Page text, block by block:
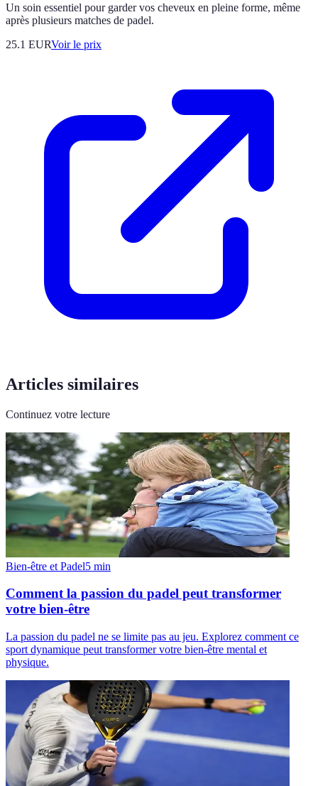
Un soin essentiel pour garder vos cheveux en pleine forme, même
après plusieurs matches de padel.
25.1 EURVoir le prix
Articles similaires
Continuez votre lecture
Bien-être et Padel5 min
Comment la passion du padel peut transformer
votre bien-être
La passion du padel ne se limite pas au jeu. Explorez comment ce
sport dynamique peut transformer votre bien-être mental et
physique.